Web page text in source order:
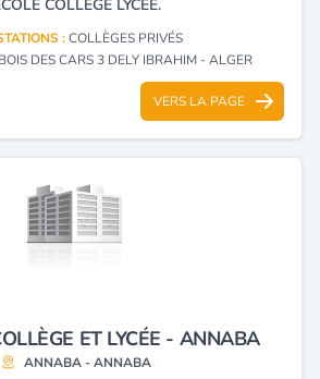
COLLÈGE LYCÉE.
:COLLÈGES PRIVÉS
DES CARS 3 DELY IBRAHIM - ALGER
VERS LA PAGE
ET LYCÉE - ANNABA
ANNABA - ANNABA